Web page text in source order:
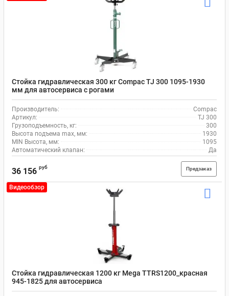
Стойка гидравлическая 300 кг Compaс TJ 300 1095-1930
мм для автосервиса с рогами
Производитель:
Compac
Артикул:
TJ 300
Грузоподъемность, кг:
300
Высота подъема max, мм:
1930
MIN Высота, мм:
1095
Автоматический клапан:
Да
36 156 руб Предзаказ
Видеообзор
Стойка гидравлическая 1200 кг Mega TTRS1200_красная
945-1825 для автосервиса